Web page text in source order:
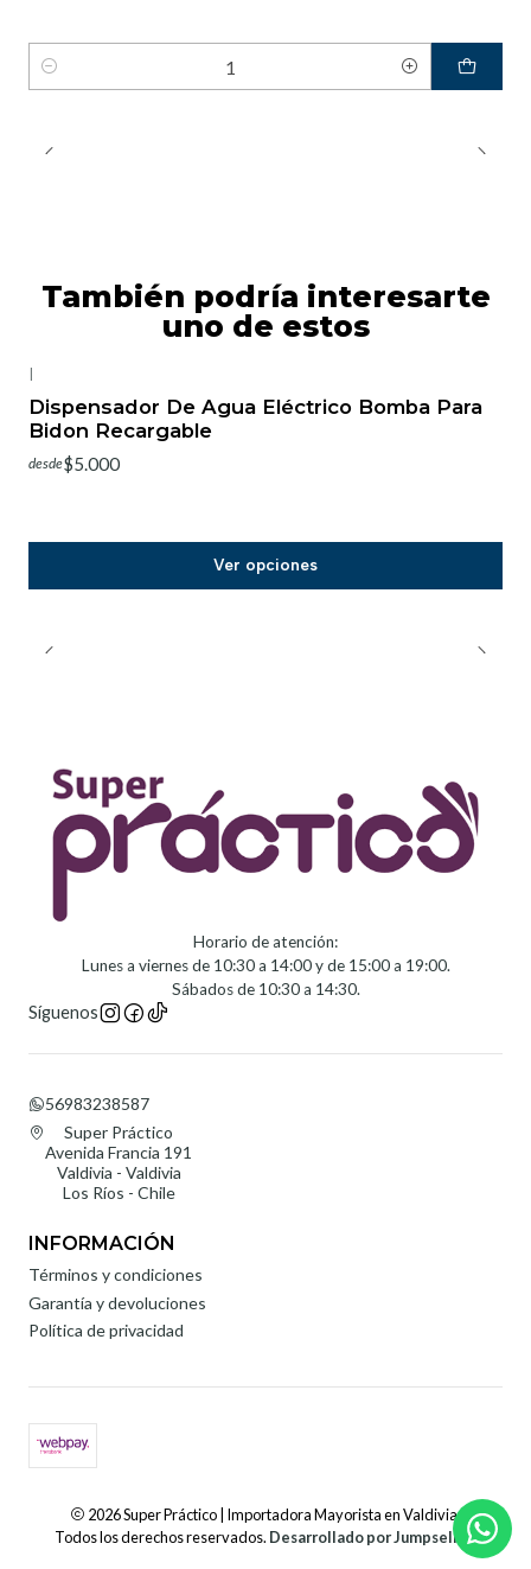
Cantidad
También podría interesarte
uno de estos
|
Dispensador De Agua Eléctrico Bomba Para
Bidon Recargable
desde$5.000
Ver opciones
Horario de atención:
Lunes a viernes de 10:30 a 14:00 y de 15:00 a 19:00.
Sábados de 10:30 a 14:30.
Síguenos
56983238587
Super Práctico
Avenida Francia 191
Valdivia - Valdivia
Los Ríos - Chile
INFORMACIÓN
Términos y condiciones
Garantía y devoluciones
Política de privacidad
2026 Super Práctico | Importadora Mayorista en Valdivia.
Todos los derechos reservados. Desarrollado por Jumpseller.